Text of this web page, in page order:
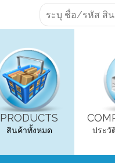
PRODUCTS
สินค้าทั้งหมด ประวั